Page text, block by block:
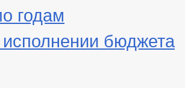
годам
бюджета